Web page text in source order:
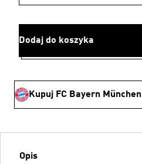
Dodaj do koszyka
Kupuj FC Bayern München
Opis